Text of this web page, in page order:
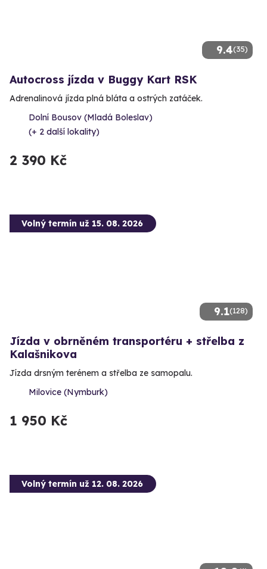
9.4(35)
Autocross jízda v Buggy Kart RSK
Adrenalinová jízda plná bláta a ostrých zatáček.
Dolní Bousov (Mladá Boleslav)
(+ 2 další lokality)
2 390 Kč
9.1(128)
Volný termín už 15. 08. 2026
Jízda v obrněném transportéru + střelba z
Kalašnikova
Jízda drsným terénem a střelba ze samopalu.
Milovice (Nymburk)
1 950 Kč
Volný termín už 12. 08. 2026